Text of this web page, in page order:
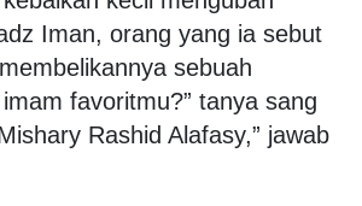
Iman, orang yang ia sebut
sebuah
imam favoritmu?” tanya sang
Rashid Alafasy,” jawab